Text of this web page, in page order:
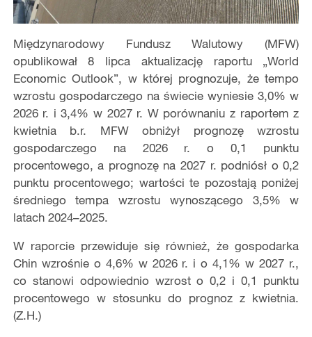
Międzynarodowy Fundusz Walutowy (MFW)
opublikował 8 lipca aktualizację raportu „World
Economic Outlook”, w której prognozuje, że tempo
wzrostu gospodarczego na świecie wyniesie 3,0% w
2026 r. i 3,4% w 2027 r. W porównaniu z raportem z
kwietnia b.r. MFW obniżył prognozę wzrostu
gospodarczego na 2026 r. o 0,1 punktu
procentowego, a prognozę na 2027 r. podniósł o 0,2
punktu procentowego; wartości te pozostają poniżej
średniego tempa wzrostu wynoszącego 3,5% w
latach 2024–2025.
W raporcie przewiduje się również, że gospodarka
Chin wzrośnie o 4,6% w 2026 r. i o 4,1% w 2027 r.,
co stanowi odpowiednio wzrost o 0,2 i 0,1 punktu
procentowego w stosunku do prognoz z kwietnia.
(Z.H.)